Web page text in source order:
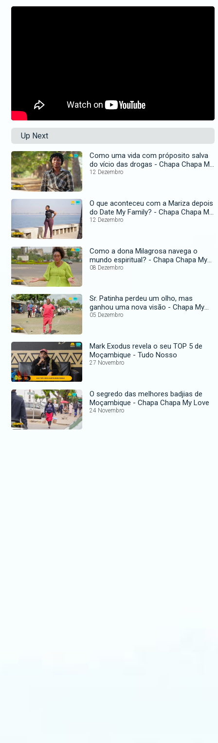
Up Next
Como uma vida com próposito salva
do vício das drogas - Chapa Chapa My
Love
12 Dezembro
O que aconteceu com a Mariza depois
do Date My Family? - Chapa Chapa My
Love
12 Dezembro
Como a dona Milagrosa navega o
mundo espiritual? - Chapa Chapa My
Love
08 Dezembro
Sr. Patinha perdeu um olho, mas
ganhou uma nova visão - Chapa My
Love
05 Dezembro
Mark Exodus revela o seu TOP 5 de
Moçambique - Tudo Nosso
27 Novembro
O segredo das melhores badjias de
Moçambique - Chapa Chapa My Love
24 Novembro